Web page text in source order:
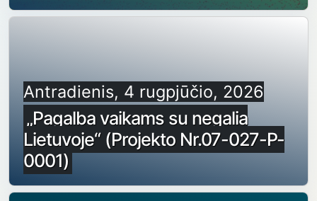
Antradienis, 4 rugpjūčio, 2026
„Pagalba vaikams su negalia
Lietuvoje“ (Projekto Nr.07-027-P-
0001)